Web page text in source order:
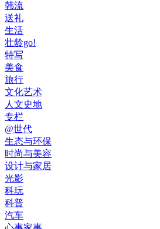
韩流
送礼
生活
壮龄go!
特写
美食
旅行
文化艺术
人文史地
专栏
@世代
生态与环保
时尚与美容
设计与家居
光影
科玩
科普
汽车